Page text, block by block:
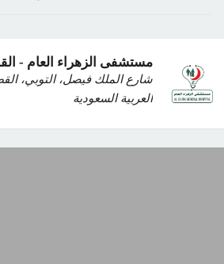
مستشفى الزهراء العام -
العربية السعودية